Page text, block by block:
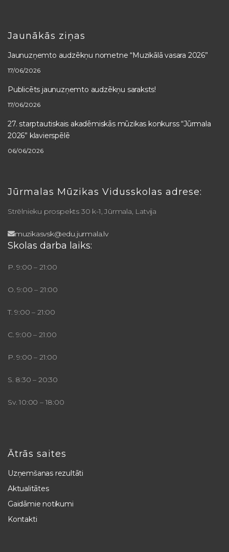
Jaunākās ziņas
Jaunuzņemto audzēkņu nometne “Muzikālā vasara 2026”
17/06/2026
Publicēts jaunuzņemto audzēkņu saraksts!
17/06/2026
27. starptautiskais akadēmiskās mūzikas konkurss “Jūrmala
2026” klavierspēlē
06/06/2026
Jūrmalas Mūzikas Vidusskolas adrese:
Strēlnieku prospekts 30 k-1, Jūrmala, Latvija
muzikasvsk@edu.jurmala.lv
Skolas darba laiks:
P. 9:00 – 21:00
O. 9:00 – 21:00
T. 9:00 – 21:00
C. 9:00 – 21:00
P. 9:00 – 21:00
S. 8:30 – 20:30
Sv. 10:00 – 18:00
Ātrās saites
Uzņemšanas rezultāti
Aktualitātes
Gaidāmie notikumi
Kontakti